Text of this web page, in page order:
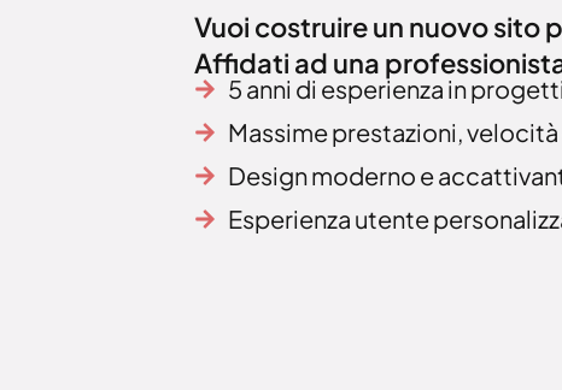
Vuoi costruire un nuovo sito
Affidati ad una
5 anni di esperienza in
Massime prestazioni, velocità
Design moderno e
Esperienza utente